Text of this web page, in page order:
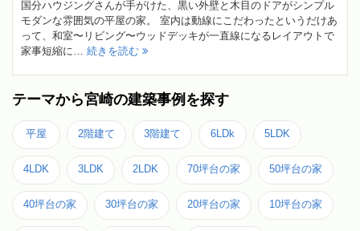
国分ハウジングさんが手がけた、黒い外壁と木目のドアがシンプル
モダンな雰囲気の平屋の家。 室内は動線にこだわったというだけあ
って、和室〜リビング〜ウッドデッキが一直線になるレイアウトで
家事短縮に… 続きを読む
テーマから宮崎の建築事例を探す
平屋 2階建て 3階建て 6LDk 5LDK
4LDK 3LDK 2LDK 70坪台の家 50坪台の家
40坪台の家 30坪台の家 20坪台の家 10坪台の家